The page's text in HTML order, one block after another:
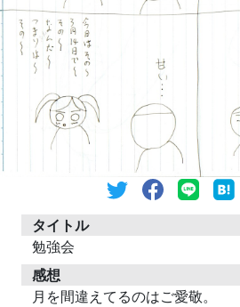
タイトル
勉強会
感想
月を間違えてるのはご愛敬。